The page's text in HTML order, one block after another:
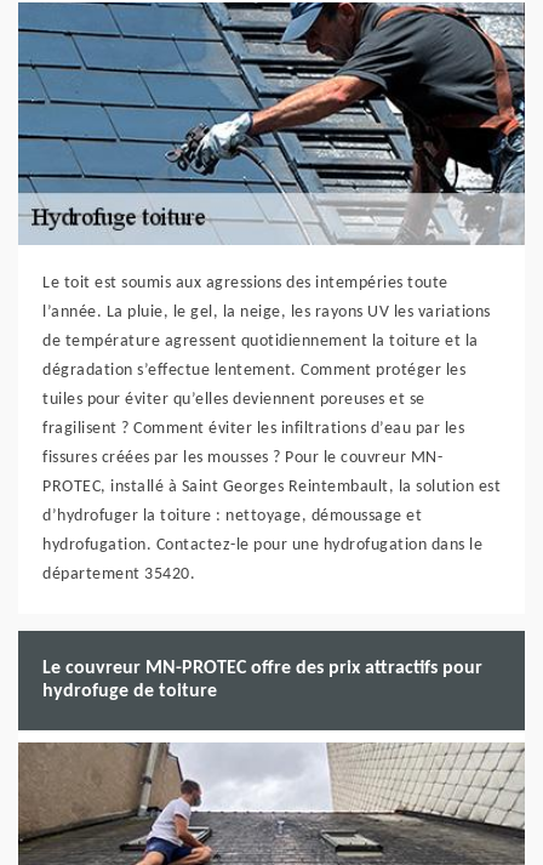
Le toit est soumis aux agressions des intempéries toute
l’année. La pluie, le gel, la neige, les rayons UV les variations
de température agressent quotidiennement la toiture et la
dégradation s’effectue lentement. Comment protéger les
tuiles pour éviter qu’elles deviennent poreuses et se
fragilisent ? Comment éviter les infiltrations d’eau par les
fissures créées par les mousses ? Pour le couvreur MN-
PROTEC, installé à Saint Georges Reintembault, la solution est
d’hydrofuger la toiture : nettoyage, démoussage et
hydrofugation. Contactez-le pour une hydrofugation dans le
département 35420.
Le couvreur MN-PROTEC offre des prix attractifs pour
hydrofuge de toiture